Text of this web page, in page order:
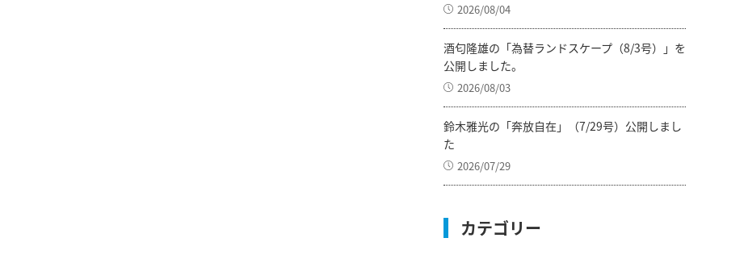
2026/08/04
酒匂隆雄の「為替ランドスケープ（8/3号）」を
公開しました。
2026/08/03
鈴木雅光の「奔放自在」（7/29号）公開しまし
た
2026/07/29
カテゴリー